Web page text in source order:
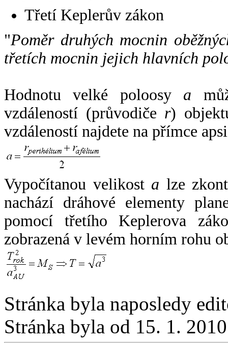
Třetí Keplerův zákon
"Poměr druhých mocnin
třetích mocnin jejich hlavních
Hodnotu velké poloosy a
vzdáleností (průvodiče r)
vzdáleností najdete na přímce
Vypočítanou velikost a lze
nachází dráhové elementy
pomocí třetího Keplerova
zobrazená v levém horním rohu
Stránka byla naposledy
Stránka byla od 15. 1.